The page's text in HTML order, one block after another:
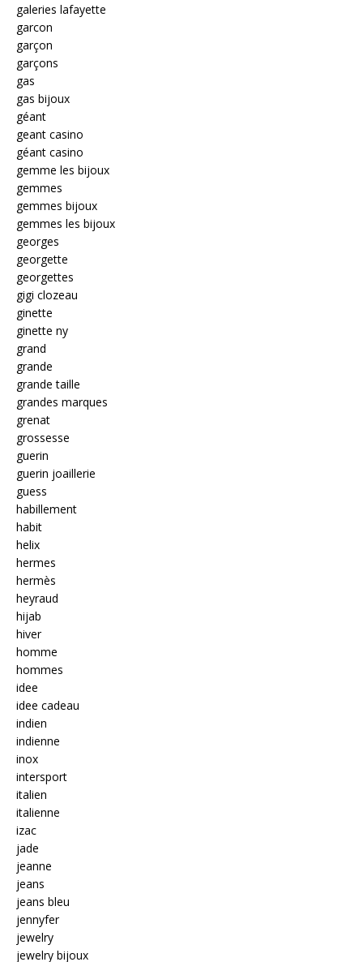
galeries lafayette
garcon
garçon
garçons
gas
gas bijoux
géant
geant casino
géant casino
gemme les bijoux
gemmes
gemmes bijoux
gemmes les bijoux
georges
georgette
georgettes
gigi clozeau
ginette
ginette ny
grand
grande
grande taille
grandes marques
grenat
grossesse
guerin
guerin joaillerie
guess
habillement
habit
helix
hermes
hermès
heyraud
hijab
hiver
homme
hommes
idee
idee cadeau
indien
indienne
inox
intersport
italien
italienne
izac
jade
jeanne
jeans
jeans bleu
jennyfer
jewelry
jewelry bijoux